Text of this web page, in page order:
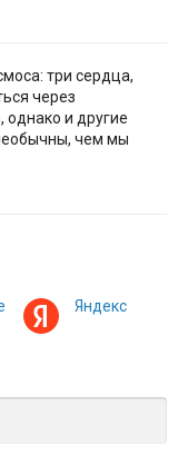
три сердца,
через
однако и другие
чем мы
Яндекс